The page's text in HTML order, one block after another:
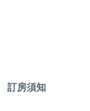
訂房須知